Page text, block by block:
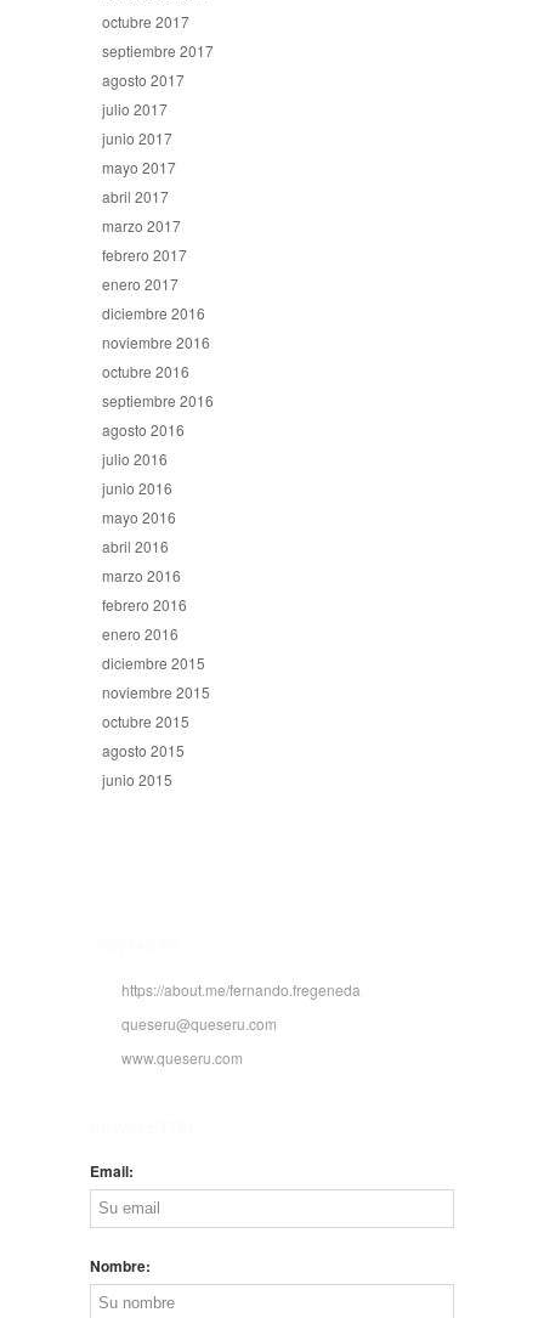
octubre 2017
septiembre 2017
agosto 2017
julio 2017
junio 2017
mayo 2017
abril 2017
marzo 2017
febrero 2017
enero 2017
diciembre 2016
noviembre 2016
octubre 2016
septiembre 2016
agosto 2016
julio 2016
junio 2016
mayo 2016
abril 2016
marzo 2016
febrero 2016
enero 2016
diciembre 2015
noviembre 2015
octubre 2015
agosto 2015
junio 2015
https://about.me/fernando.fregeneda
queseru@queseru.com
www.queseru.com
Email:
Nombre: